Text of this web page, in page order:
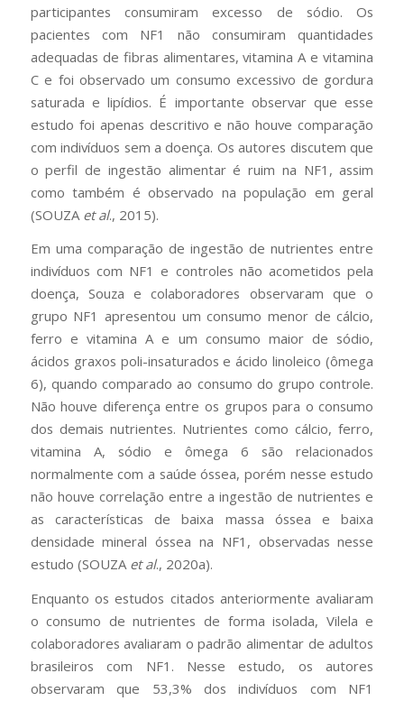
participantes consumiram excesso de sódio. Os
pacientes com NF1 não consumiram quantidades
adequadas de fibras alimentares, vitamina A e vitamina
C e foi observado um consumo excessivo de gordura
saturada e lipídios. É importante observar que esse
estudo foi apenas descritivo e não houve comparação
com indivíduos sem a doença. Os autores discutem que
o perfil de ingestão alimentar é ruim na NF1, assim
como também é observado na população em geral
(SOUZA et al., 2015).
Em uma comparação de ingestão de nutrientes entre
indivíduos com NF1 e controles não acometidos pela
doença, Souza e colaboradores observaram que o
grupo NF1 apresentou um consumo menor de cálcio,
ferro e vitamina A e um consumo maior de sódio,
ácidos graxos poli-insaturados e ácido linoleico (ômega
6), quando comparado ao consumo do grupo controle.
Não houve diferença entre os grupos para o consumo
dos demais nutrientes. Nutrientes como cálcio, ferro,
vitamina A, sódio e ômega 6 são relacionados
normalmente com a saúde óssea, porém nesse estudo
não houve correlação entre a ingestão de nutrientes e
as características de baixa massa óssea e baixa
densidade mineral óssea na NF1, observadas nesse
estudo (SOUZA et al., 2020a).
Enquanto os estudos citados anteriormente avaliaram
o consumo de nutrientes de forma isolada, Vilela e
colaboradores avaliaram o padrão alimentar de adultos
brasileiros com NF1. Nesse estudo, os autores
observaram que 53,3% dos indivíduos com NF1